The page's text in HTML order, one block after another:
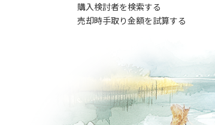
購入検討者を検索する
売却時手取り金額を試算する